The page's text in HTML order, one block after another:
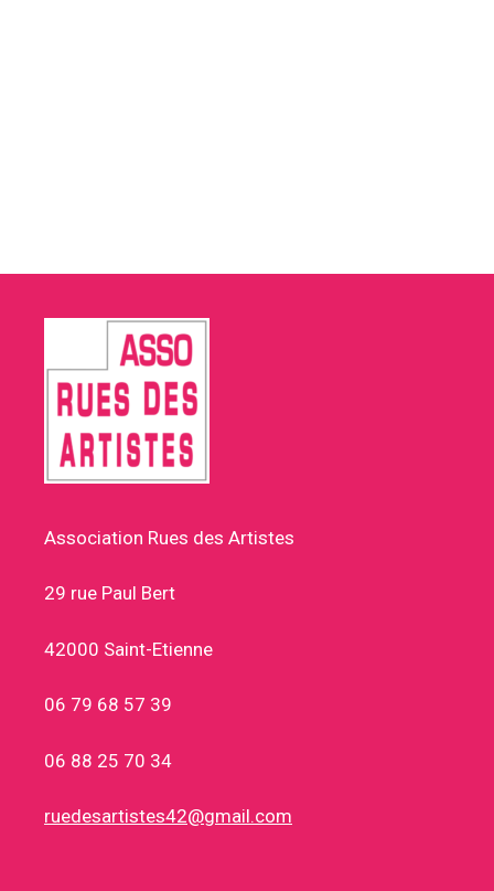
Association Rues des Artistes
29 rue Paul Bert
42000 Saint-Etienne
06 79 68 57 39
06 88 25 70 34
ruedesartistes42@gmail.com